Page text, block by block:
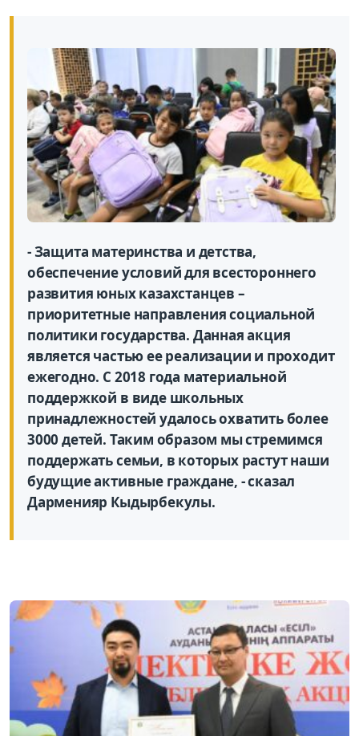
- Защита материнства и детства,
обеспечение условий для всестороннего
развития юных казахстанцев –
приоритетные направления социальной
политики государства. Данная акция
является частью ее реализации и проходит
ежегодно. С 2018 года материальной
поддержкой в виде школьных
принадлежностей удалось охватить более
3000 детей. Таким образом мы стремимся
поддержать семьи, в которых растут наши
будущие активные граждане, - сказал
Дарменияр Кыдырбекулы.